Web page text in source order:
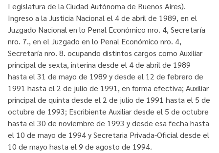
Legislatura de la Ciudad Autónoma de Buenos Aires).
Ingreso a la Justicia Nacional el 4 de abril de 1989, en el
Juzgado Nacional en lo Penal Económico nro. 4, Secretaría
nro. 7., en el Juzgado en lo Penal Económico nro. 4,
Secretaría nro. 8. ocupando distintos cargos como Auxiliar
principal de sexta, interina desde el 4 de abril de 1989
hasta el 31 de mayo de 1989 y desde el 12 de febrero de
1991 hasta el 2 de julio de 1991, en forma efectiva; Auxiliar
principal de quinta desde el 2 de julio de 1991 hasta el 5 de
octubre de 1993; Escribiente Auxiliar desde el 5 de octubre
hasta el 30 de noviembre de 1993 y desde esa fecha hasta
el 10 de mayo de 1994 y Secretaria Privada-Oficial desde el
10 de mayo hasta el 9 de agosto de 1994.